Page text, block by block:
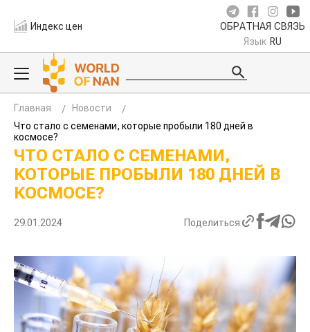
Индекс цен ОБРАТНАЯ СВЯЗЬ
Язык RU
Главная
Новости
Что стало с семенами, которые пробыли 180 дней в
космосе?
ЧТО СТАЛО С СЕМЕНАМИ,
КОТОРЫЕ ПРОБЫЛИ 180 ДНЕЙ В
КОСМОСЕ?
29.01.2024 Поделиться